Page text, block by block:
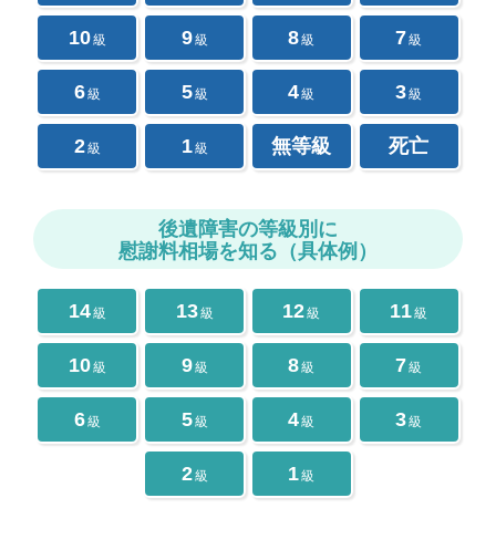
10級 9級 8級 7級
6級 5級 4級 3級
2級 1級 無等級 死亡
後遺障害の等級別に
慰謝料相場を知る（具体例）
14級 13級 12級 11級
10級 9級 8級 7級
6級 5級 4級 3級
2級 1級